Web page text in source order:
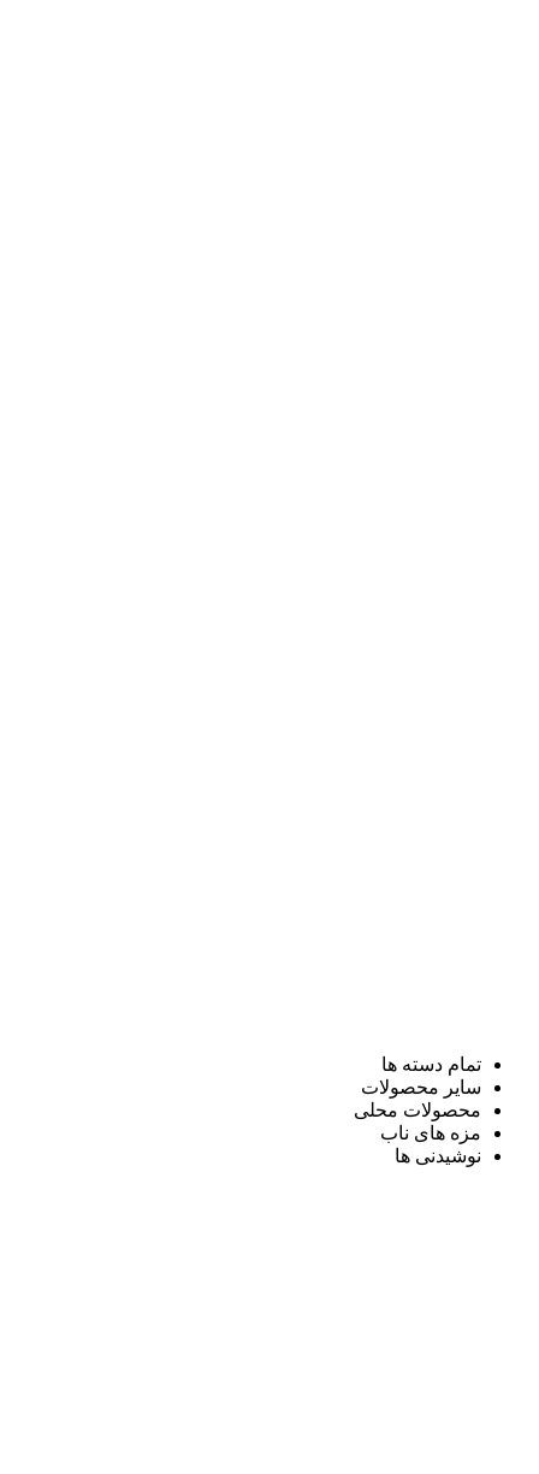
تمام دسته ها
سایر محصولات
محصولات محلی
مزه های ناب
نوشیدنی ها